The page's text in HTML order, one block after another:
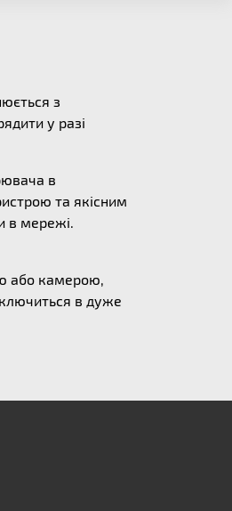
з
у разі
в
та якісним
в мережі.
або камерою,
в дуже